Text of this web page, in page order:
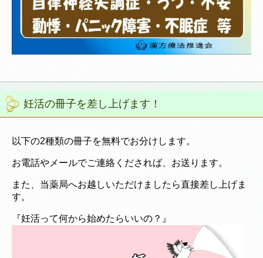
妊活の冊子を差し上げます！
以下の2種類の冊子を無料でお分けします。
お電話やメールでご連絡くだされば、お送ります。
また、当薬局へお越しいただけましたら直接差し上げま
す。
『妊活って何から始めたらいいの？』